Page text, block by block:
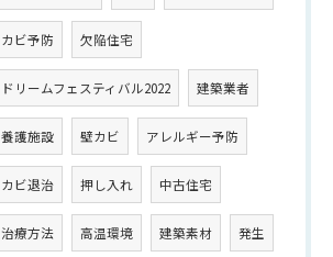
カビ予防 欠陥住宅
ドリームフェスティバル2022 建築業者
養護施設 壁カビ アレルギー予防
カビ退治 押し入れ 中古住宅
治療方法 高温環境 建築素材 発生